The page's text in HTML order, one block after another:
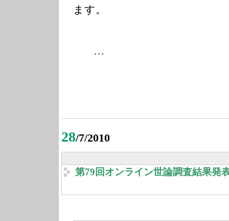
ます。
…
28/7/2010
第79回オンライン世論調査結果発